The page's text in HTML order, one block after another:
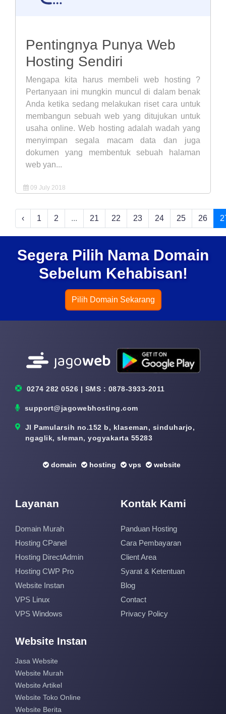
Pentingnya Punya Web
Hosting Sendiri
Mengapa kita harus membeli web hosting ?
Pertanyaan ini mungkin muncul di dalam benak
Anda ketika sedang melakukan riset cara untuk
membangun sebuah web yang ditujukan untuk
usaha online. Web hosting adalah wadah yang
menyimpan segala macam data dan juga
dokumen yang membentuk sebuah halaman
web yan...
09 July 2018
‹ 1 2 ... 21 22 23 24 25 26
Segera Pilih Nama Domain
Sebelum Kehabisan!
Pilih Domain Sekarang
0274 282 0526 | SMS : 0878-3933-2011
support@jagowebhosting.com
Jl Pamularsih no.152 b, klaseman, sinduharjo,
ngaglik, sleman, yogyakarta 55283
domain hosting vps website
Layanan
Domain Murah
Hosting CPanel
Hosting DirectAdmin
Hosting CWP Pro
Website Instan
VPS Linux
VPS Windows
Kontak Kami
Panduan Hosting
Cara Pembayaran
Client Area
Syarat & Ketentuan
Blog
Contact
Privacy Policy
Website Instan
Jasa Website
Website Murah
Website Artikel
Website Toko Online
Website Berita